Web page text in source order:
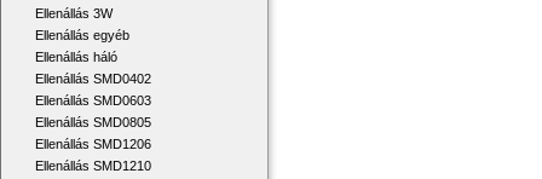
Ellenállás 3W
Ellenállás egyéb
Ellenállás háló
Ellenállás SMD0402
Ellenállás SMD0603
Ellenállás SMD0805
Ellenállás SMD1206
Ellenállás SMD1210